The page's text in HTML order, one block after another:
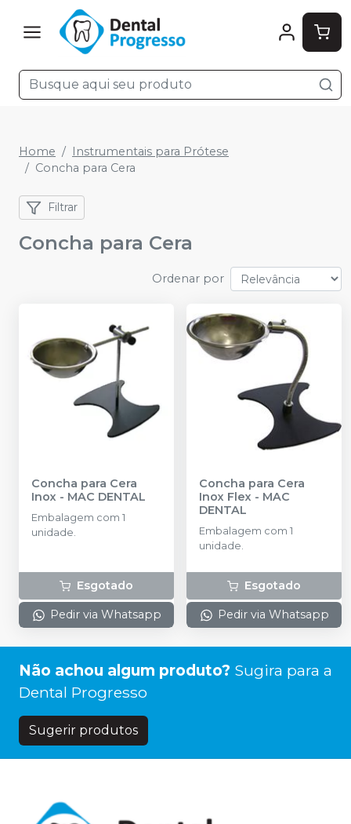
Home
Instrumentais para Prótese
Concha para Cera
Filtrar
Concha para Cera
Ordenar por
Concha para Cera
Inox - MAC DENTAL
Embalagem com 1
unidade.
Esgotado
Pedir via Whatsapp
Concha para Cera
Inox Flex - MAC
DENTAL
Embalagem com 1
unidade.
Esgotado
Pedir via Whatsapp
Não achou algum produto? Sugira para a
Dental Progresso
Sugerir produtos